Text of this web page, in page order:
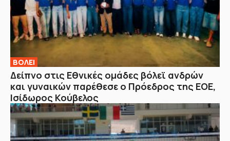
ΒOΛΕΙ
Δείπνο στις Εθνικές ομάδες βόλεϊ ανδρών
και γυναικών παρέθεσε ο Πρόεδρος της ΕΟΕ,
Ισίδωρος Κούβελος